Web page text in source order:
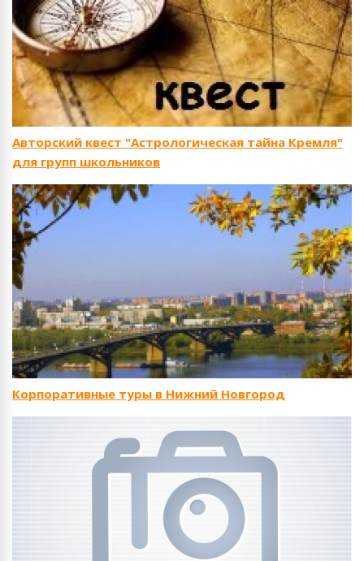
Авторский квест "Астрологическая тайна Кремля"
для групп школьников
Корпоративные туры в Нижний Новгород